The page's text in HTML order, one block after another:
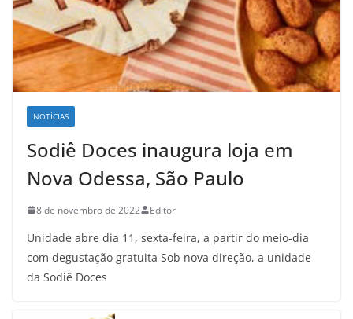
NOTÍCIAS
Sodiê Doces inaugura loja em
Nova Odessa, São Paulo
8 de novembro de 2022 Editor
Unidade abre dia 11, sexta-feira, a partir do meio-dia
com degustação gratuita Sob nova direção, a unidade
da Sodiê Doces